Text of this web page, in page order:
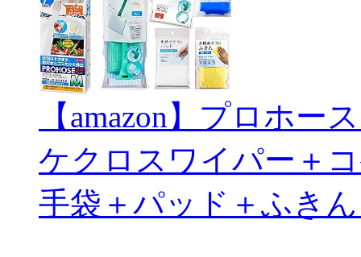
【amazon】プロホ
ケクロスワイパー＋
手袋＋パッド＋ふき